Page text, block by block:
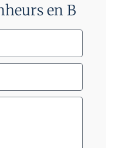
en B